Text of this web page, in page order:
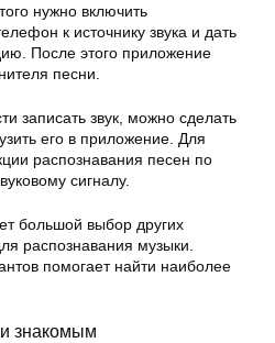
нужно включить
к источнику звука и дать
После этого приложение
песни.
записать звук, можно сделать
его в приложение. Для
распознавания песен по
сигналу.
большой выбор других
распознавания музыки.
помогает найти наиболее
знакомым